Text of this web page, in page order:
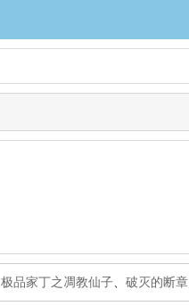
极品家丁之凋教仙子 破灭的断章